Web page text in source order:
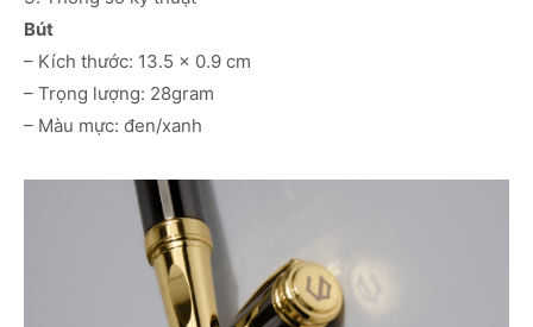
Bút
– Kích thước: 13.5 x 0.9 cm
– Trọng lượng: 28gram
– Màu mực: đen/xanh